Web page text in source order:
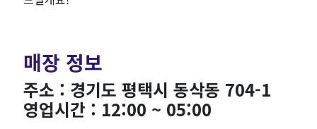
매장 정보
주소 : 경기도 평택시 동삭동 704-1
영업시간 : 12:00 ~ 05:00